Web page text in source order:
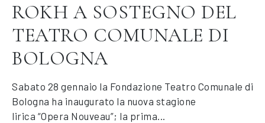
ROKH A SOSTEGNO DEL
TEATRO COMUNALE DI
BOLOGNA
Sabato 28 gennaio la Fondazione Teatro Comunale di
Bologna ha inaugurato la nuova stagione
lirica “Opera Nouveau”; la prima...